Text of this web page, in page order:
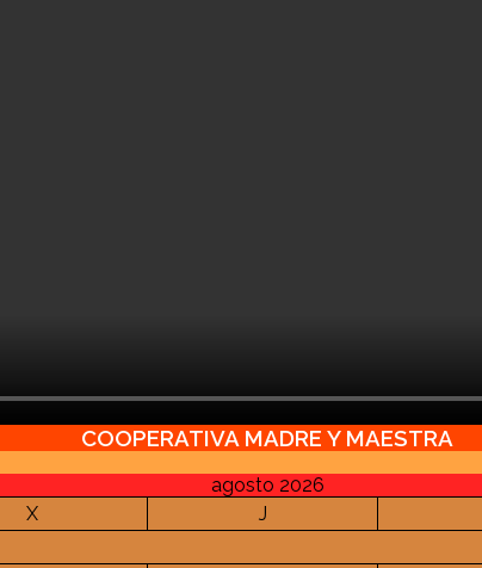
COOPERATIVA MADRE Y MAESTRA
agosto 2026
X J